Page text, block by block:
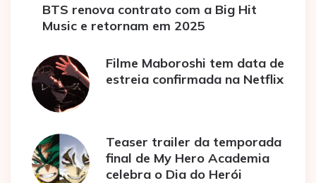
BTS renova contrato com a Big Hit
Music e retornam em 2025
Filme Maboroshi tem data de
estreia confirmada na Netflix
Teaser trailer da temporada
final de My Hero Academia
celebra o Dia do Herói